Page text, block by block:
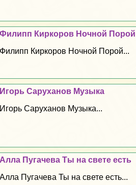
Филипп Киркоров Ночной Порой
Филипп Киркоров Ночной Порой...
Игорь Саруханов Музыка
Игорь Саруханов Музыка...
Алла Пугачева Ты на свете есть
Алла Пугачева Ты на свете есть...